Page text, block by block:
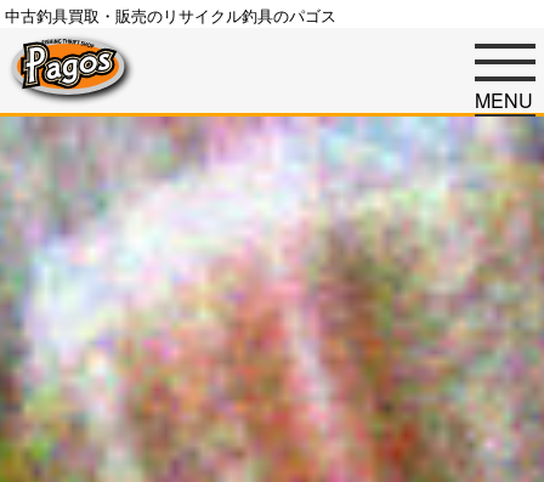
中古釣具買取・販売のリサイクル釣具のパゴス
MENU